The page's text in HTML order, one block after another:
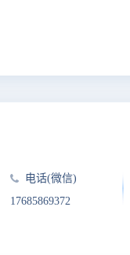
电话(微信)
17685869372